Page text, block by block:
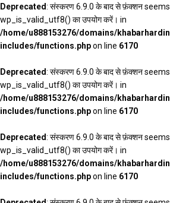
Deprecated: संस्करण 6.9.0 के बाद से फ़ंक्शन
wp_is_valid_utf8() का उपयोग करें। in
/home/u888153276/domains/
includes/functions.phpon line 6170
Deprecated: संस्करण 6.9.0 के बाद से फ़ंक्शन
wp_is_valid_utf8() का उपयोग करें। in
/home/u888153276/domains/
includes/functions.phpon line 6170
Deprecated: संस्करण 6.9.0 के बाद से फ़ंक्शन
wp_is_valid_utf8() का उपयोग करें। in
/home/u888153276/domains/
includes/functions.phpon line 6170